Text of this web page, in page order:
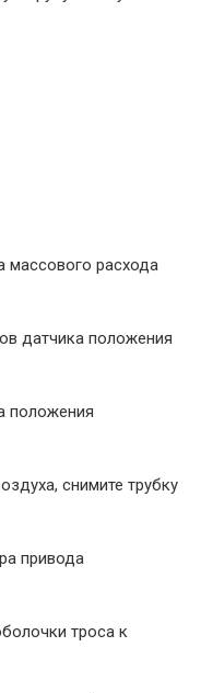
массового расхода
датчика положения
положения
снимите трубку
привода
троса к